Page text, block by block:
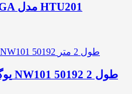
مبدل 3.0 USB به HDMI/VGA مدل HTU201